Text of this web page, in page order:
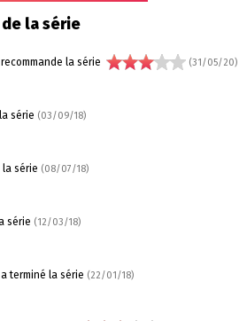
la série
la série (31/05/20)
série (03/09/18)
série (08/07/18)
série (12/03/18)
terminé la série (22/01/18)